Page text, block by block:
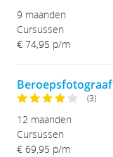
9 maanden
Cursussen
€ 74,95 p/m
Beroepsfotograaf
(3)
12 maanden
Cursussen
€ 69,95 p/m